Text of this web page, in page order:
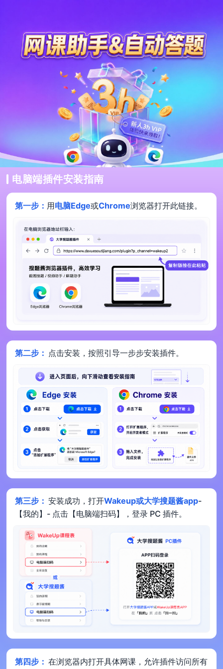
电脑端插件安装指南
第一步： 用电脑Edge或Chrome浏览器打开此链接。
第二步： 点击安装，按照引导一步步安装插件。
第三步： 安装成功，打开Wakeup或大学搜题酱app-
【我的】- 点击【电脑端扫码】，登录 PC 插件。
第四步： 在浏览器内打开具体网课，允许插件访问所有